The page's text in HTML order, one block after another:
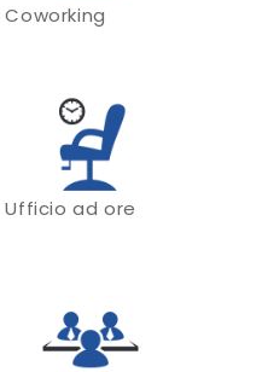
Coworking
Ufficio ad ore